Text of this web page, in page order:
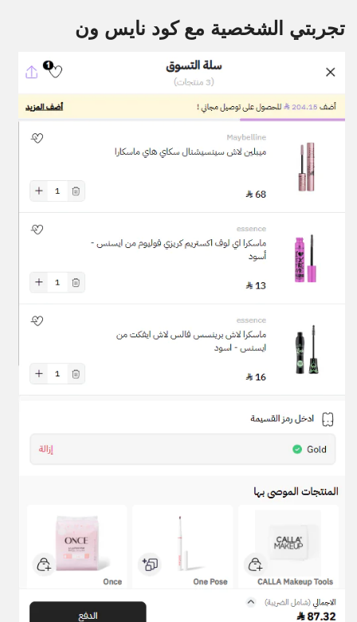
تجربتي الشخصية مع كود نايس ون